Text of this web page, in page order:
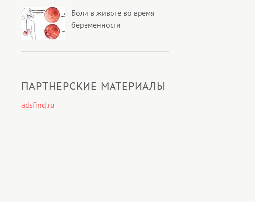
Боли в животе во время
беременности
ПАРТНЕРСКИЕ МАТЕРИАЛЫ
adsfind.ru